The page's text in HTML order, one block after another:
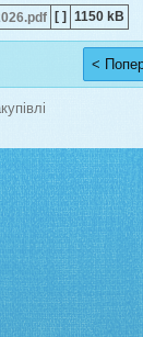
[ ] 1150 kB
<